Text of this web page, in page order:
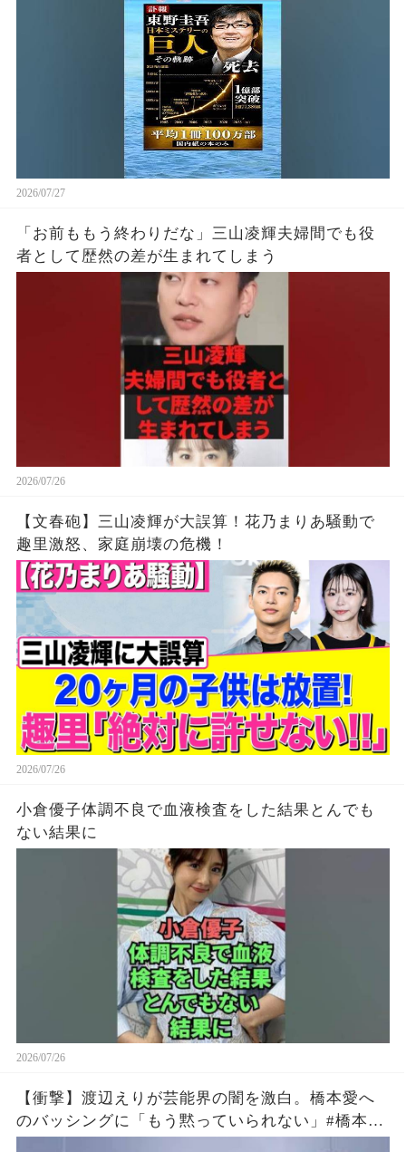
2026/07/27
「お前ももう終わりだな」三山凌輝夫婦間でも役
者として歴然の差が生まれてしまう
2026/07/26
【文春砲】三山凌輝が大誤算！花乃まりあ騒動で
趣里激怒、家庭崩壊の危機！
2026/07/26
小倉優子体調不良で血液検査をした結果とんでも
ない結果に
2026/07/26
【衝撃】渡辺えりが芸能界の闇を激白。橋本愛へ
のバッシングに「もう黙っていられない」#橋本愛